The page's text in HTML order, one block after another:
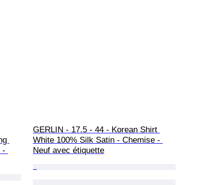
-
GERLIN - 17.5 - 44 - Korean Shirt
White 100% Silk Satin - Chemise -
Neuf avec étiquette